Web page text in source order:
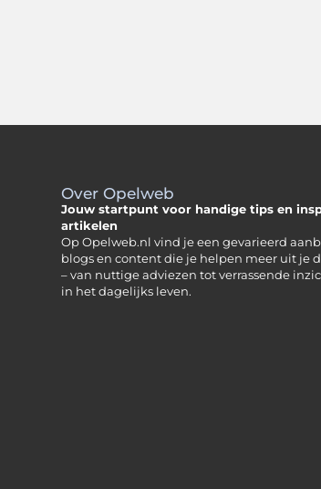
Over Opelweb
Jouw startpunt voor handige tips en
artikelen
Op Opelweb.nl vind je een gevarieerd
blogs en content die je helpen meer uit je
– van nuttige adviezen tot verrassende
in het dagelijks leven.